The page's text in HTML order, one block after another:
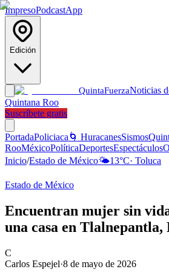
ImpresoPodcastApp
Edición
QuintaFuerzaNoticias
Quintana Roo
Suscríbete gratis
PortadaPoliciaca 🌀 HuracanesSismos
RooMéxicoPolíticaDeportesEspectáculos
Inicio/Estado de México🌤️13°C· Toluca
Estado de México
Encuentran mujer sin
una casa en Tlalnepantla,
C
Carlos Espejel·8 de mayo de 2026